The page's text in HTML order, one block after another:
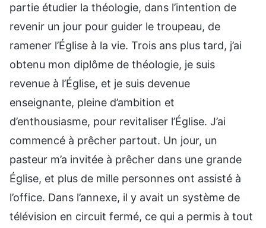
partie étudier la théologie, dans l’intention de
revenir un jour pour guider le troupeau, de
ramener l’Église à la vie. Trois ans plus tard, j’ai
obtenu mon diplôme de théologie, je suis
revenue à l’Église, et je suis devenue
enseignante, pleine d’ambition et
d’enthousiasme, pour revitaliser l’Église. J’ai
commencé à prêcher partout. Un jour, un
pasteur m’a invitée à prêcher dans une grande
Église, et plus de mille personnes ont assisté à
l’office. Dans l’annexe, il y avait un système de
télévision en circuit fermé, ce qui a permis à tout